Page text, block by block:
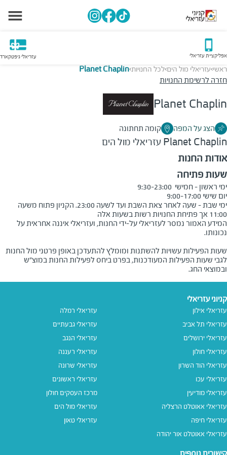
אפליקציית עזריאלי עזריאלי גיפטקארד
ראשי>עזריאלי מול הים>לכל החנויות>
Planet Chaplin
חזרה לרשימת החנויות
Planet Chaplin
הצג על המפה קומה תחתונה
Planet Chaplin עזריאלי מול הים
אודות החנות
שעות פתיחה
11:00 אך פתיחת החנויות רשות בשעות אלה
המידע האמור נמסר לעזריאלי על-ידי החנות, ועזריאלי איננה אחראית על
שעות הפעילות עשויות להשתנות ומומלץ להתעדכן באופן פרטני מול החנות
לגבי שעות הפעילות המעודכנות, בפרט ביחס לפעילות החנות במוצ"ש
ובמוצאי החג.
קניוני עזריאלי
עזריאלי אילון
עזריאלי תל אביב
עזריאלי ירושלים
עזריאלי חולון
עזריאלי הוד השרון
עזריאלי עכו
עזריאלי מודיעין
עזריאלי אאוטלט הרצליה
עזריאלי חיפה
עזריאלי אאוטלט אור יהודה
עזריאלי רמלה
עזריאלי גבעתיים
עזריאלי הנגב
עזריאלי רעננה
עזריאלי שרונה
עזריאלי ראשונים
מרכז העסקים חולון
עזריאלי מול הים
עזריאלי טאון